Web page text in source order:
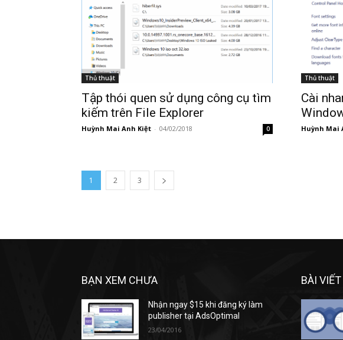
Thủ thuật
Tập thói quen sử dụng công cụ tìm
kiếm trên File Explorer
Huỳnh Mai Anh Kiệt - 04/02/2018 0
Thủ thuật
Cài
Huỳnh Mai
1 2 3
BẠN XEM CHƯA
Nhận ngay $15 khi đăng ký làm
publisher tại AdsOptimal
23/04/2016
BÀI